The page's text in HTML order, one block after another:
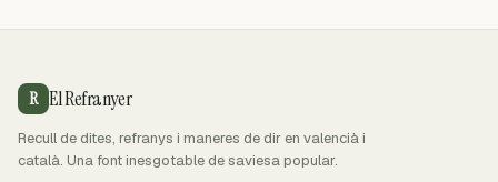
R El Refranyer
Recull de dites, refranys i maneres de dir en valencià i
català. Una font inesgotable de saviesa popular.